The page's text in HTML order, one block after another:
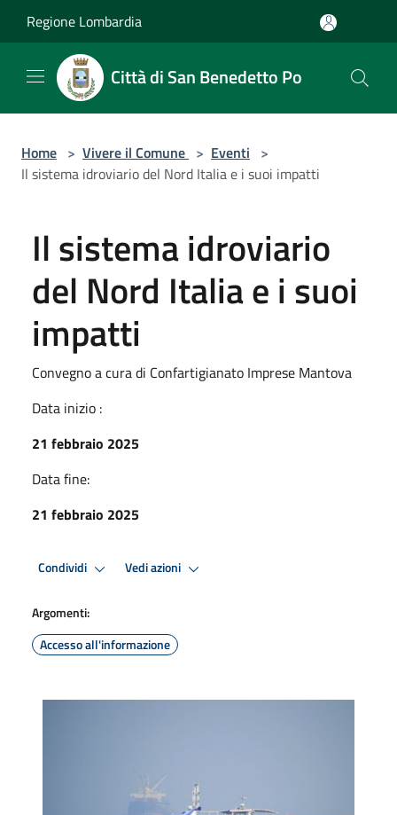
Regione Lombardia
Città di San Benedetto Po
Home > Vivere il Comune > Eventi >
Il sistema idroviario del Nord Italia e i suoi impatti
Il sistema idroviario
del Nord Italia e i suoi
impatti
Convegno a cura di Confartigianato Imprese Mantova
Data inizio :
21 febbraio 2025
Data fine:
21 febbraio 2025
Condividi Vedi azioni
Argomenti:
Accesso all'informazione